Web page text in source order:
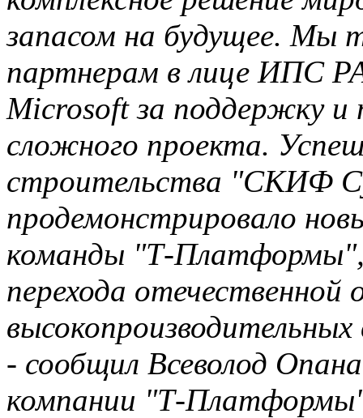
запасом на будущее. Мы
партнерам в лице ИПС
Microsoft за поддержку и
сложного проекта.
строительства "СКИФ
продемонстрировало
команды "Т-Платформы",
перехода отечественной
- сообщил Всеволод
компании "Т-